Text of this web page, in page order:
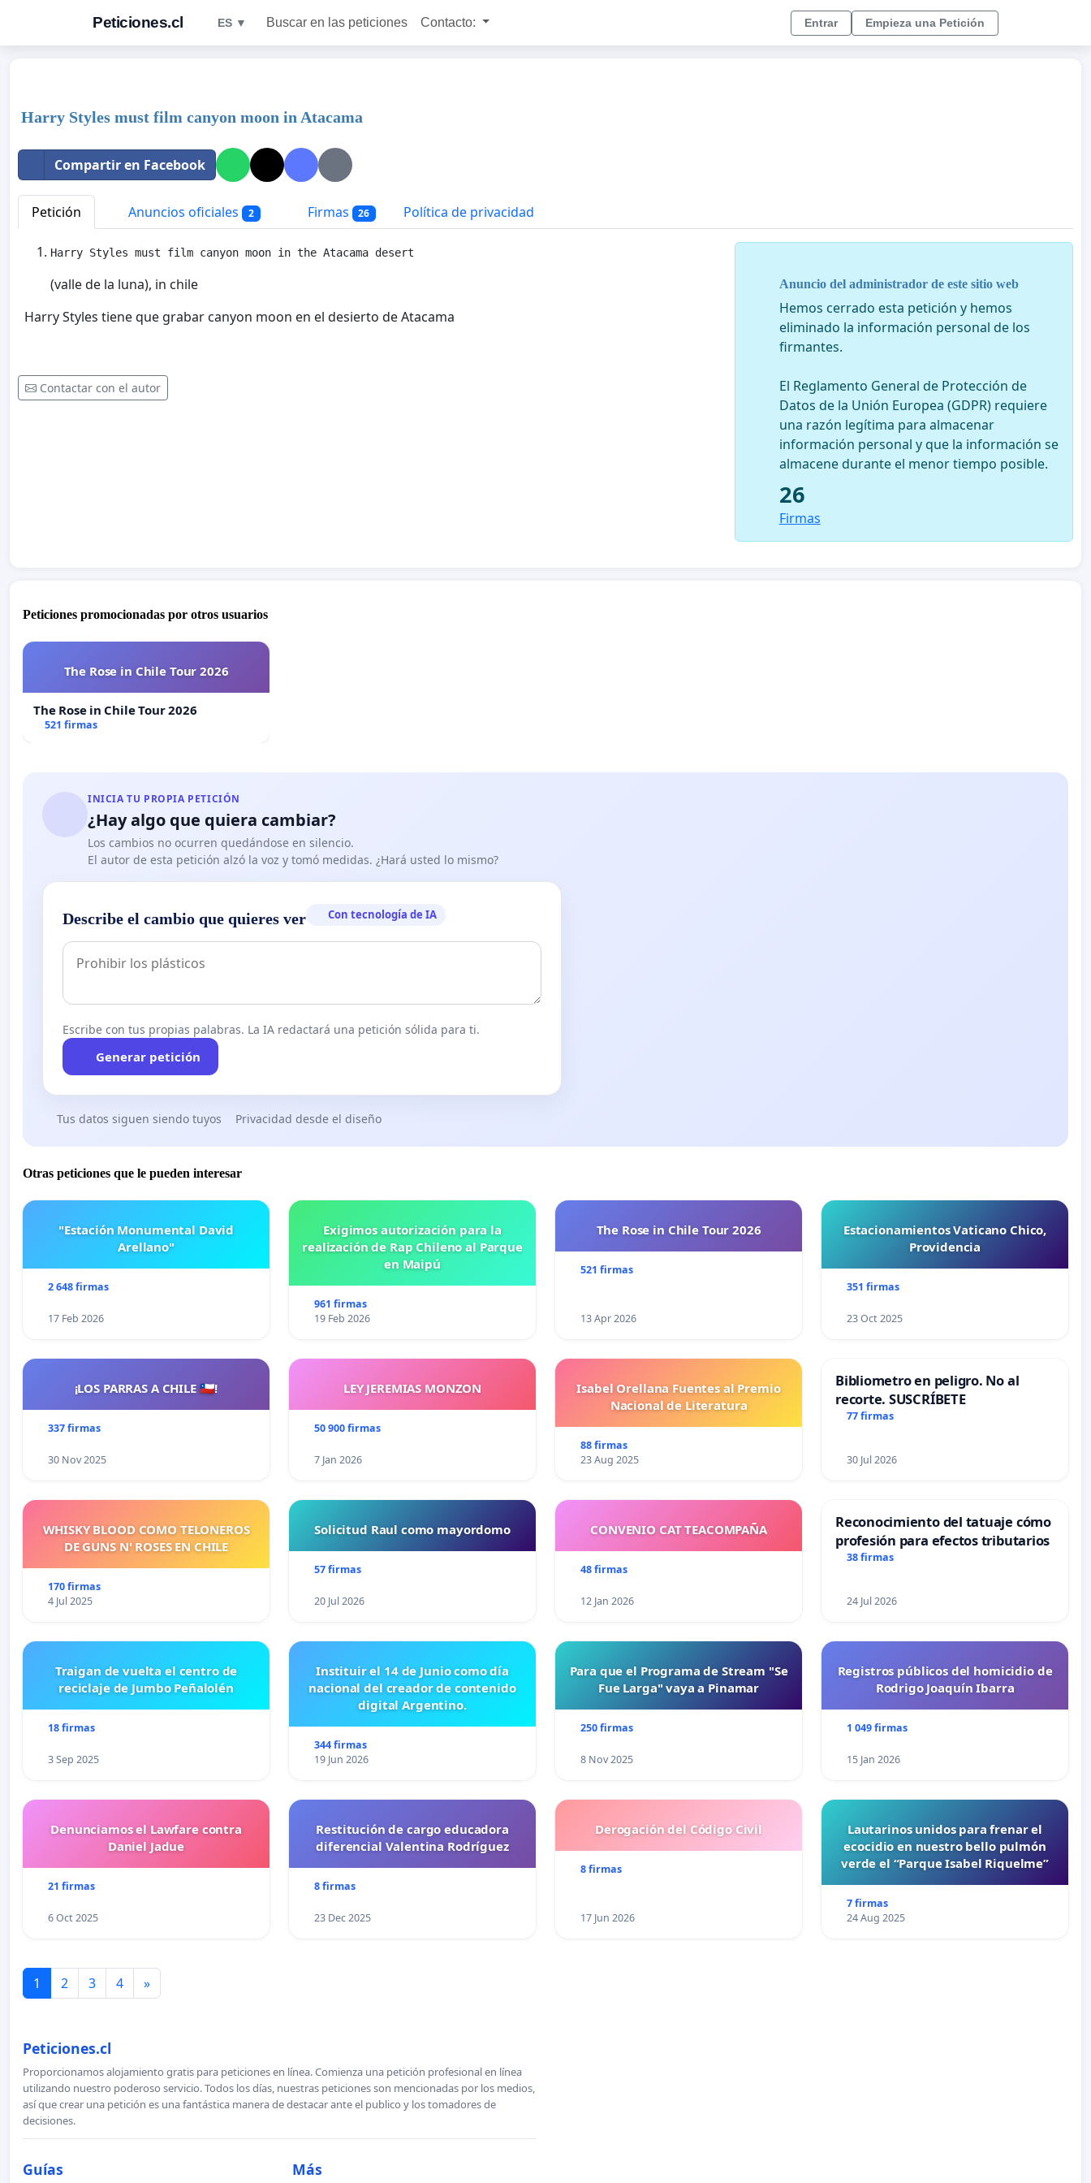
Peticiones.cl ES ▼ Buscar en las peticiones Contacto: Entrar Empieza una Petición
Harry Styles must film canyon moon in Atacama
Compartir en Facebook
Petición Anuncios oficiales 2 Firmas 26 Política de privacidad
Harry Styles must film canyon moon in the Atacama desert
(valle de la luna), in chile
Harry Styles tiene que grabar canyon moon en el desierto de Atacama
Contactar con el autor
Anuncio del administrador de este sitio web
Hemos cerrado esta petición y hemos
eliminado la información personal de los
firmantes.
El Reglamento General de Protección de
Datos de la Unión Europea (GDPR) requiere
una razón legítima para almacenar
información personal y que la información se
almacene durante el menor tiempo posible.
26
Firmas
Peticiones promocionadas por otros usuarios
The Rose in Chile Tour 2026
The Rose in Chile Tour 2026
521 firmas
INICIA TU PROPIA PETICIÓN
¿Hay algo que quiera cambiar?
Los cambios no ocurren quedándose en silencio.
El autor de esta petición alzó la voz y tomó medidas. ¿Hará usted lo mismo?
Describe el cambio que quieres ver Con tecnología de IA
Escribe con tus propias palabras. La IA redactará una petición sólida para ti.
Generar petición
Tus datos siguen siendo tuyos Privacidad desde el diseño
Otras peticiones que le pueden interesar
"Estación Monumental David
Arellano"
2 648 firmas
17 Feb 2026
Exigimos autorización para la
realización de Rap Chileno al Parque
en Maipú
961 firmas
19 Feb 2026
The Rose in Chile Tour 2026
521 firmas
13 Apr 2026
Estacionamientos Vaticano Chico,
Providencia
351 firmas
23 Oct 2025
¡LOS PARRAS A CHILE 🇨🇱!
337 firmas
30 Nov 2025
LEY JEREMIAS MONZON
50 900 firmas
7 Jan 2026
Isabel Orellana Fuentes al Premio
Nacional de Literatura
88 firmas
23 Aug 2025
Bibliometro en peligro. No al
recorte. SUSCRÍBETE
77 firmas
30 Jul 2026
WHISKY BLOOD COMO TELONEROS
DE GUNS N' ROSES EN CHILE
170 firmas
4 Jul 2025
Solicitud Raul como mayordomo
57 firmas
20 Jul 2026
CONVENIO CAT TEACOMPAÑA
48 firmas
12 Jan 2026
Reconocimiento del tatuaje cómo
profesión para efectos tributarios
38 firmas
24 Jul 2026
Traigan de vuelta el centro de
reciclaje de Jumbo Peñalolén
18 firmas
3 Sep 2025
Instituir el 14 de Junio como día
nacional del creador de contenido
digital Argentino.
344 firmas
19 Jun 2026
Para que el Programa de Stream "Se
Fue Larga" vaya a Pinamar
250 firmas
8 Nov 2025
Registros públicos del homicidio de
Rodrigo Joaquín Ibarra
1 049 firmas
15 Jan 2026
Denunciamos el Lawfare contra
Daniel Jadue
21 firmas
6 Oct 2025
Restitución de cargo educadora
diferencial Valentina Rodríguez
8 firmas
23 Dec 2025
Derogación del Código Civil
8 firmas
17 Jun 2026
Lautarinos unidos para frenar el
ecocidio en nuestro bello pulmón
verde el “Parque Isabel Riquelme”
7 firmas
24 Aug 2025
1 2 3 4 »
Peticiones.cl
Proporcionamos alojamiento gratis para peticiones en línea. Comienza una petición profesional en línea
utilizando nuestro poderoso servicio. Todos los días, nuestras peticiones son mencionadas por los medios,
así que crear una petición es una fantástica manera de destacar ante el publico y los tomadores de
decisiones.
Guías Más